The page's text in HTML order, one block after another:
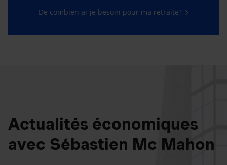
De combien ai-je besoin pour ma retraite?
Actualités économiques
avec Sébastien Mc Mahon